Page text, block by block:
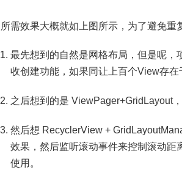
所需效果大概就如上图所示，为了避免重
最先想到的自然是网格布局，但是呢，
收创建功能，如果同让上百个View存在
之后想到的是 ViewPager+GridLayout
然后想 RecyclerView +
效果，然后监听滚动事件来控制滚动
使用。